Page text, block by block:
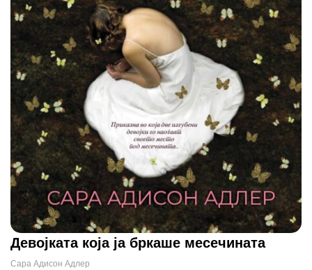
Девојката која ја бркаше месечината
Сара Адисон Адлер